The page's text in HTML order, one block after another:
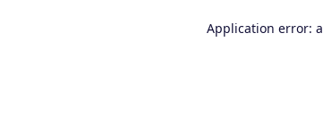
Application error: a